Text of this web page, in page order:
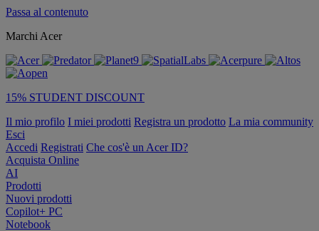
Passa al contenuto
Marchi Acer
15% STUDENT DISCOUNT
Il mio profilo I miei prodotti Registra un prodotto La mia community
Esci
Accedi Registrati Che cos'è un Acer ID?
Acquista Online
AI
Prodotti
Nuovi prodotti
Copilot+ PC
Notebook